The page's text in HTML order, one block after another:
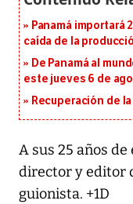
Panamá importará
caída de la
De Panamá al
este jueves 6 de
Recuperación de
A sus 25 años
director y editor
guionista. +1D